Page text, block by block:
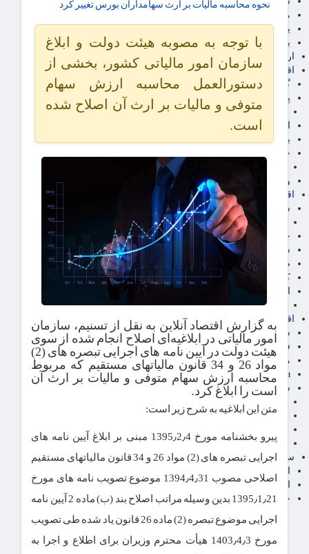
مالیات
یارانه و معیشت مردم
برق، آب و انرژی
ارز دیجیتال
اقتصاد اجتماعی
گردشگری
پزشکی، سلامت و زیبایی
ایران مدلب
اجتماعی
بازنشستگان
حقوق و قضایی
ورزشی
اقتصاد شهری و روستایی
شهر و مسکن و عمران
گسترش ساختمان
حمل و نقل
شهرک های صنعتی
صنایع غذایی
کشاورزی و دامداری
استان تهران
اقتصاد بین الملل
سیاسی
فارکس
مناطق آزاد تجاری
24intermedia
سایر اخبار اقتصادی
عمومی و سرگرمی
فناوری
آکادمی آموزش اقتصادی
سایر رسانه ها
اقتصاد آفرین
خرید انواع دیزل ژنراتور
نحوه محاسبه مالیات بر ارث سهامداران بورس تغییر کرد
با توجه به مصوبه هیئت دولت و ابلاغ
سازمان امور مالیاتی کشور، بخشی از
دستورالعمل محاسبه ارزش سهام
متوفی و مالیات بر ارث آن اصلاح شده
است.
به گزارش اقتصاد آنلاین به نقل از تسنیم، سازمان
امور مالیاتی در ابلاغیه‌ای اصلاح انجام شده از سوی
هیئت دولت در آیین نامه های اجرایی تبصره های (2)
مواد 26 و 34 قانون مالیاتهای مستقیم که مربوط
محاسبه ارزش سهام متوفی و مالیات بر ارث آن
است را ابلاغ کرد.
متن این ابلاغیه به شرح زیر است:
پیرو بخشنامه مورخ 1395٫2٫4 مبنی بر ابلاغ آیین نامه های
اجرایی تبصره های (2) مواد 26 و 34 قانون مالیاتهای مستقیم
اصلاحی مصوب 1394٫4٫31 موضوع تصویب نامه های مورخ
1395٫1٫21 بدین وسیله مراتب اصلاح بند (ب) ماده 2 آیین نامه
اجرایی موضوع تبصره (2) ماده 26 قانون یاد شده طی تصویب
مورخ 1403٫4٫3 هیأت محترم وزیران برای اطلاع و اجرا به